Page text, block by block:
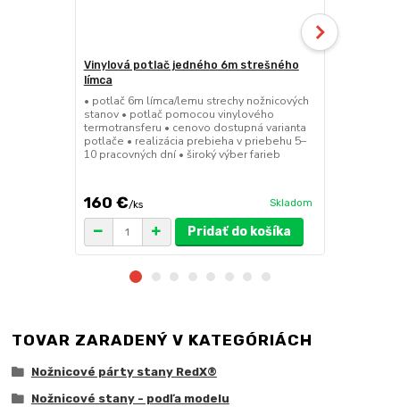
Vinylová potlač jedného 6m strešného
límca
• potlač 6m límca/lemu strechy nožnicových
stanov • potlač pomocou vinylového
termotransferu • cenovo dostupná varianta
potlače • realizácia prebieha v priebehu 5–
10 pracovných dní • široký výber farieb
160 €/ks Skladom
Pridať do košíka
TOVAR ZARADENÝ V KATEGÓRIÁCH
Nožnicové párty stany RedX®
Nožnicové stany - podľa modelu